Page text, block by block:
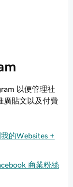
以便管理社
廣貼文以及付費
的Websites +
商業粉絲